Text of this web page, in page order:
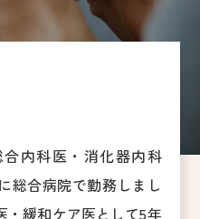
内科医・消化器内科
総合病院で勤務しまし
・緩和ケア医として5年